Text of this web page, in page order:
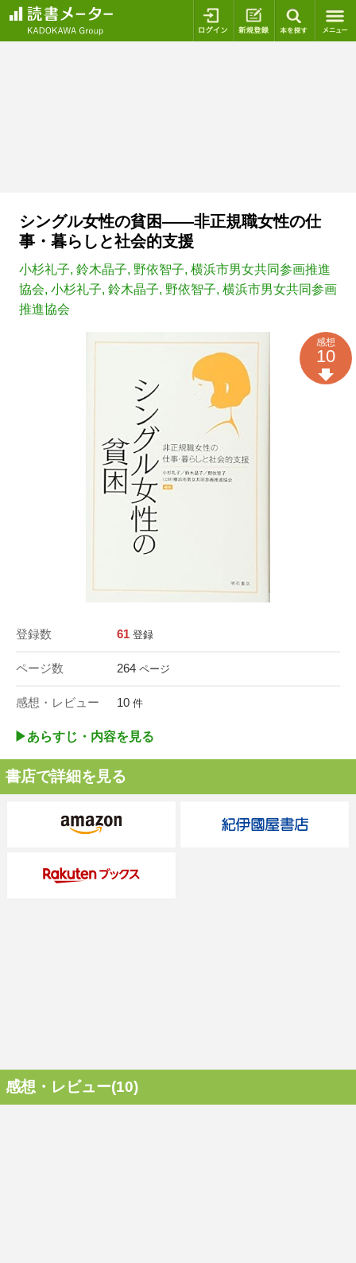
ログイン 新規登録
シングル女性の貧困――非正規職女性の仕
事・暮らしと社会的支援
小杉礼子, 鈴木晶子, 野依智子, 横浜市男女共同参画推進
協会, 小杉礼子, 鈴木晶子, 野依智子, 横浜市男女共同参画
推進協会
登録数 61 登録
ページ数 264 ページ
感想・レビュー 10 件
感想
10
▶︎あらすじ・内容を見る
書店で詳細を見る
感想・レビュー(10)